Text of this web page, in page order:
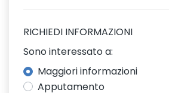
RICHIEDI INFORMAZIONI
Sono interessato a:
Maggiori informazioni
Apputamento